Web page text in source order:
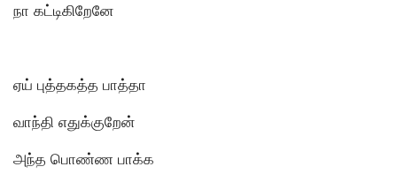
நா கட்டிகிறேனே
ஏய் புத்தகத்த பாத்தா
வாந்தி எதுக்குறேன்
அந்த பொண்ண பாக்க